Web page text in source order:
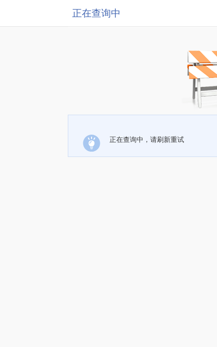
正在查询中
正在查询中，请刷新重试